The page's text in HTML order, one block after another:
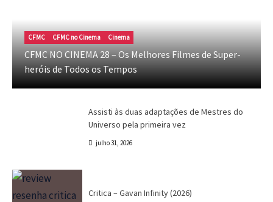
Assisti às duas adaptações de Mestres do
Universo pela primeira vez
Dri Tinoco julho 31, 2026
CFMC CFMC no Cinema Cinema
CFMC NO CINEMA 28 – Os Melhores Filmes de Super-
heróis de Todos os Tempos
Assisti às duas adaptações de Mestres do
Universo pela primeira vez
julho 31, 2026
Critica – Gavan Infinity (2026)